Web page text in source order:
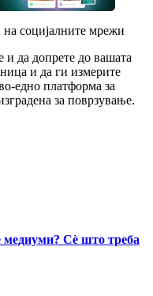
на социјалните мрежи
и да допрете до вашата
и да ги измерите
едно платформа за
за поврзување.
медиуми? Сè што треба